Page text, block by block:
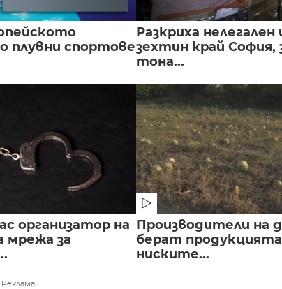
плувни спортове
Разкриха нелегален
зехтин край София,
тона...
организатор на
мрежа за
Производители на
берат продукцията
ниските...
Реклама